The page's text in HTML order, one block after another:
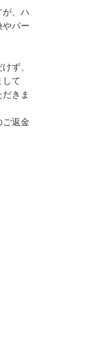
が、ハ
やパー
ず、
して
きま
ご返金